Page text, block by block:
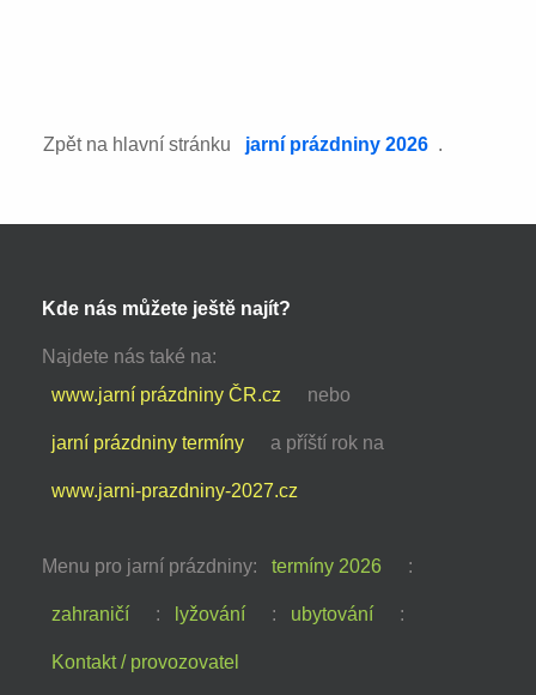
Zpět na hlavní stránku jarní prázdniny 2026 .
Kde nás můžete ještě najít?
Najdete nás také na:
www.jarní prázdniny ČR.cz
nebo
jarní prázdniny termíny a příští rok na
www.jarni-prazdniny-2027.cz
Menu pro jarní prázdniny: termíny 2026 :
zahraničí : lyžování : ubytování :
Kontakt / provozovatel